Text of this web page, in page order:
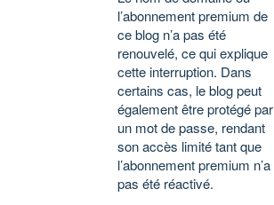
l’abonnement premium de
ce blog n’a pas été
renouvelé, ce qui explique
cette interruption. Dans
certains cas, le blog peut
également être protégé par
un mot de passe, rendant
son accès limité tant que
l’abonnement premium n’a
pas été réactivé.